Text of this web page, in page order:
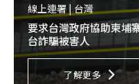
線上連署 | 台灣
要求台灣政府協助柬埔
台詐騙被害人
了解更多